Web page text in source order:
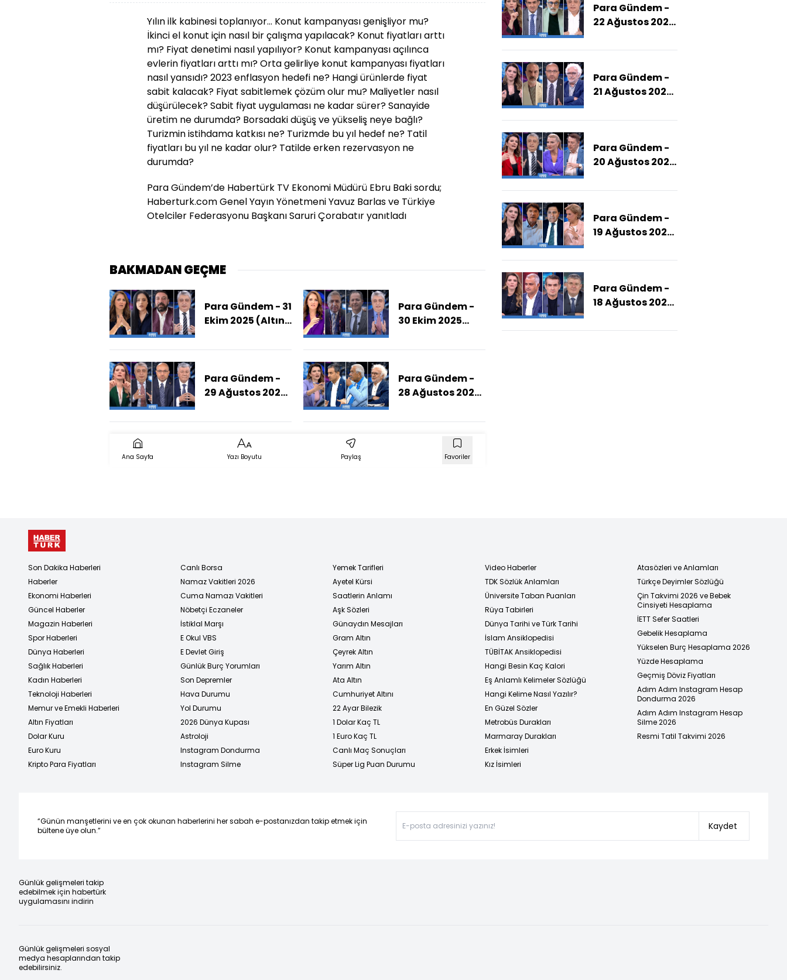
Yılın ilk kabinesi toplanıyor... Konut kampanyası genişliyor mu?
İkinci el konut için nasıl bir çalışma yapılacak? Konut fiyatları arttı
mı? Fiyat denetimi nasıl yapılıyor? Konut kampanyası açılınca
evlerin fiyatları arttı mı? Orta gelirliye konut kampanyası fiyatları
nasıl yansıdı? 2023 enflasyon hedefi ne? Hangi ürünlerde fiyat
sabit kalacak? Fiyat sabitlemek çözüm olur mu? Maliyetler nasıl
düşürülecek? Sabit fiyat uygulaması ne kadar sürer? Sanayide
üretim ne durumda? Borsadaki düşüş ve yükseliş neye bağlı?
Turizmin istihdama katkısı ne? Turizmde bu yıl hedef ne? Tatil
fiyatları bu yıl ne kadar olur? Tatilde erken rezervasyon ne
durumda?
Para Gündem’de Habertürk TV Ekonomi Müdürü Ebru Baki sordu;
Haberturk.com Genel Yayın Yönetmeni Yavuz Barlas ve Türkiye
Otelciler Federasyonu Başkanı Saruri Çorabatır yanıtladı
BAKMADAN GEÇME
Para Gündem - 31
Ekim 2025 (Altın
Sonunda Ne
Para Gündem -
30 Ekim 2025
Sürecek Mi?)
Para Gündem -
29 Ağustos 2025
Türkiye Hangi
Nasıl Bir
Düzenleme
Para Gündem -
28 Ağustos 2025
Suçlanıyor?)
Ana Sayfa Yazı Boyutu Paylaş Favoriler
Para Gündem -
22 Ağustos 2025
İddianamesi Ne
Olur,
Soruşturma
Mi?)
Para Gündem -
21 Ağustos 2025
Çalışmaları Ne
Bırakma Ne
Zaman
Para Gündem -
20 Ağustos 2025
Kadar Zam
Para Gündem -
19 Ağustos 2025
Kadar Zam
Para Gündem -
18 Ağustos 2025
Geçişler Devam
Son Dakika Haberleri
Haberler
Ekonomi Haberleri
Güncel Haberler
Magazin Haberleri
Spor Haberleri
Dünya Haberleri
Sağlık Haberleri
Kadın Haberleri
Teknoloji Haberleri
Memur ve Emekli Haberleri
Altın Fiyatları
Dolar Kuru
Euro Kuru
Kripto Para Fiyatları
Canlı Borsa
Namaz Vakitleri 2026
Cuma Namazı Vakitleri
Nöbetçi Eczaneler
İstiklal Marşı
E Okul VBS
E Devlet Giriş
Günlük Burç Yorumları
Son Depremler
Hava Durumu
Yol Durumu
2026 Dünya Kupası
Astroloji
Instagram Dondurma
Instagram Silme
Yemek Tarifleri
Ayetel Kürsi
Saatlerin Anlamı
Aşk Sözleri
Günaydın Mesajları
Gram Altın
Çeyrek Altın
Yarım Altın
Ata Altın
Cumhuriyet Altını
22 Ayar Bilezik
1 Dolar Kaç TL
1 Euro Kaç TL
Canlı Maç Sonuçları
Süper Lig Puan Durumu
Video Haberler
TDK Sözlük Anlamları
Üniversite Taban Puanları
Rüya Tabirleri
Dünya Tarihi ve Türk Tarihi
İslam Ansiklopedisi
TÜBİTAK Ansiklopedisi
Hangi Besin Kaç Kalori
Eş Anlamlı Kelimeler Sözlüğü
Hangi Kelime Nasıl Yazılır?
En Güzel Sözler
Metrobüs Durakları
Marmaray Durakları
Erkek İsimleri
Kız İsimleri
Atasözleri ve Anlamları
Türkçe Deyimler Sözlüğü
Çin Takvimi 2026 ve Bebek
Cinsiyeti Hesaplama
İETT Sefer Saatleri
Gebelik Hesaplama
Yükselen Burç Hesaplama 2026
Yüzde Hesaplama
Geçmiş Döviz Fiyatları
Adım Adım Instagram Hesap
Dondurma 2026
Adım Adım Instagram Hesap
Silme 2026
Resmi Tatil Takvimi 2026
“Günün manşetlerini ve en çok okunan haberlerini her sabah e-postanızdan takip etmek için
bültene üye olun.”
Kaydet
Günlük gelişmeleri takip
edebilmek için habertürk
uygulamasını indirin
Günlük gelişmeleri sosyal
medya hesaplarından takip
edebilirsiniz.